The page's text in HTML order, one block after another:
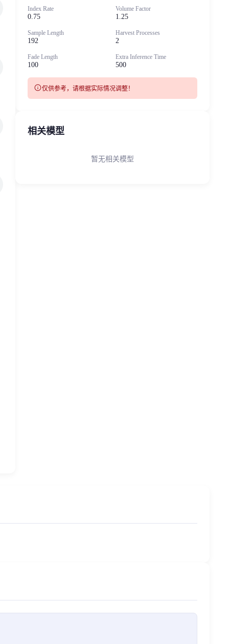
Index Rate
0.75
Volume Factor
1.25
Sample Length
192
Harvest Processes
2
Fade Length
100
Extra Inference Time
500
info仅供参考，请根据实际情况调整！
相关模型
暂无相关模型